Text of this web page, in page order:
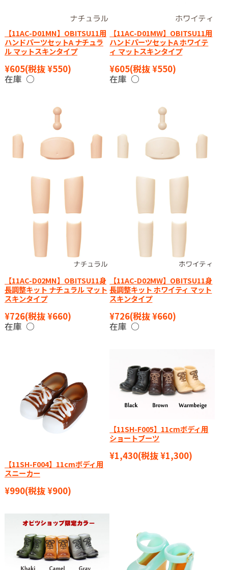
【11AC-D01MN】OBITSU11用
ハンドパーツセットA ナチュラ
ル マットスキンタイプ
¥605(税抜 ¥550)
在庫 ○
【11AC-D01MW】OBITSU11用
ハンドパーツセットA ホワイテ
ィ マットスキンタイプ
¥605(税抜 ¥550)
在庫 ○
【11AC-D02MN】OBITSU11身
長調整キット ナチュラル マット
スキンタイプ
¥726(税抜 ¥660)
在庫 ○
【11AC-D02MW】OBITSU11身
長調整キット ホワイティ マット
スキンタイプ
¥726(税抜 ¥660)
在庫 ○
【11SH-F004】11cmボディ用
スニーカー
¥990(税抜 ¥900)
【11SH-F005】11cmボディ用
ショートブーツ
¥1,430(税抜 ¥1,300)